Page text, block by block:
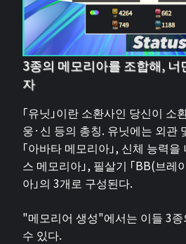
3종의 메모리아를 조합해,
자
「유닛」이란 소환사인 당신이 소
웅·신 등의 총칭. 유닛에는 외관
「아바타 메모리아」, 신체 능력을
스 메모리아」, 필살기 「BB(브레
아」의 3개로 구성된다.
"메모리어 생성"에서는 이들 3
수 있다.